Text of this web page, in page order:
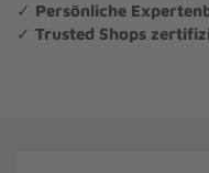
✓ Persönliche
✓ Trusted Shops